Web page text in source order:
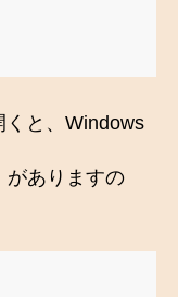
くと、Windows
がありますの